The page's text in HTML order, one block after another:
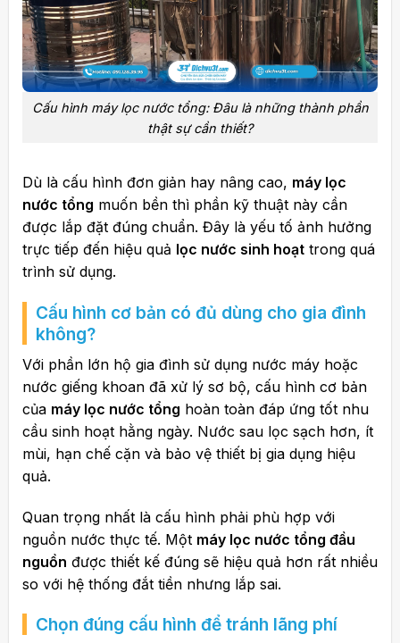
Cấu hình máy lọc nước tổng: Đâu là những thành phần
thật sự cần thiết?
Dù là cấu hình đơn giản hay nâng cao, máy lọc
nước tổng muốn bền thì phần kỹ thuật này cần
được lắp đặt đúng chuẩn. Đây là yếu tố ảnh hưởng
trực tiếp đến hiệu quả lọc nước sinh hoạttrong quá
trình sử dụng.
Cấu hình cơ bản có đủ dùng cho gia đình
không?
Với phần lớn hộ gia đình sử dụng nước máy hoặc
nước giếng khoan đã xử lý sơ bộ, cấu hình cơ bản
của máy lọc nước tổng hoàn toàn đáp ứng tốt nhu
cầu sinh hoạt hằng ngày. Nước sau lọc sạch hơn, ít
mùi, hạn chế cặn và bảo vệ thiết bị gia dụng hiệu
quả.
Quan trọng nhất là cấu hình phải phù hợp với
nguồn nước thực tế. Một máy lọc nước tổng đầu
nguồn được thiết kế đúng sẽ hiệu quả hơn rất nhiều
so với hệ thống đắt tiền nhưng lắp sai.
Chọn đúng cấu hình để tránh lãng phí